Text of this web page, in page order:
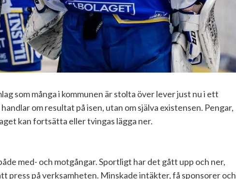
som många i kommunen är stolta över lever just nu i ett
om resultat på isen, utan om själva existensen. Pengar,
kan fortsätta eller tvingas lägga ner.
med- och motgångar. Sportligt har det gått upp och ner,
press på verksamheten. Minskade intäkter, få sponsorer och